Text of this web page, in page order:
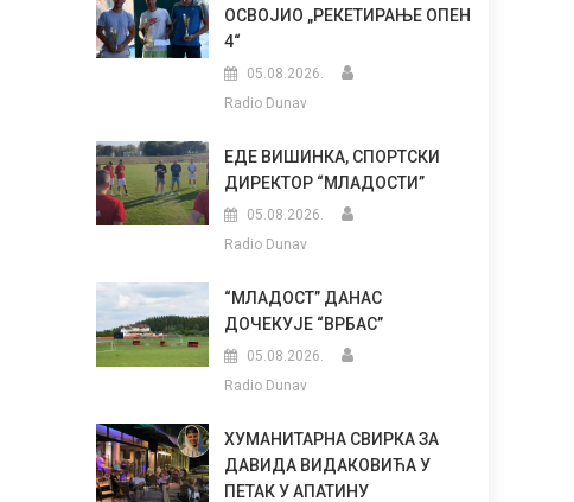
ОСВОЈИО „РЕКЕТИРАЊЕ ОПЕН
4“
05.08.2026.
Radio Dunav
ЕДЕ ВИШИНКА, СПОРТСКИ
ДИРЕКТОР “МЛАДОСТИ”
05.08.2026.
Radio Dunav
“МЛАДОСТ” ДАНАС
ДОЧЕКУЈЕ “ВРБАС”
05.08.2026.
Radio Dunav
ХУМАНИТАРНА СВИРКА ЗА
ДАВИДА ВИДАКОВИЋА У
ПЕТАК У АПАТИНУ